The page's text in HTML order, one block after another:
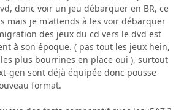
donc voir un jeu débarquer en BR, ce
mais je m'attends à les voir débarquer
des jeux du cd vers le dvd est
à son époque. ( pas tout les jeux hein,
plus bourrines en place oui ), surtout
gen sont déjà équipée donc pousse
format.